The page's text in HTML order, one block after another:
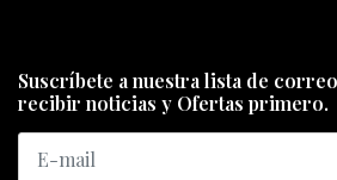
Suscríbete a nuestra lista de
recibir noticias y Ofertas primero.